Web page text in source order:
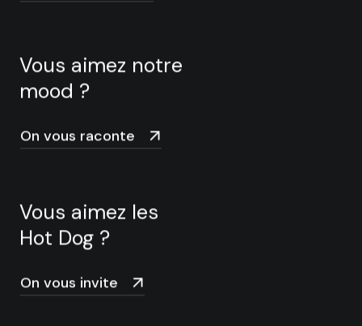
Vous aimez notre
mood ?
On vous raconte
Vous aimez les
Hot Dog ?
On vous invite